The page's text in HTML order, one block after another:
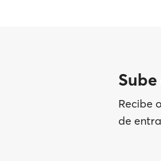
Recibe
de